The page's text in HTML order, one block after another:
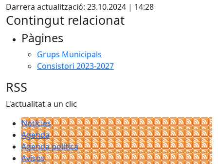
Darrera actualització: 23.10.2024 | 14:28
Contingut relacionat
Pàgines
Grups Municipals
Consistori 2023-2027
RSS
L'actualitat a un clic
Notícies
Agenda
Agenda política
Avisos